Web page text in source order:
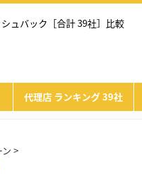
ュバック［合計 39社］比較
代理店 ランキング 39社
>